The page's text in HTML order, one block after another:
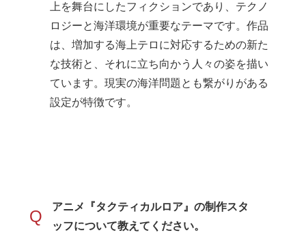
上を舞台にしたフィクションであり、テクノ
ロジーと海洋環境が重要なテーマです。作品
は、増加する海上テロに対応するための新た
な技術と、それに立ち向かう人々の姿を描い
ています。現実の海洋問題とも繋がりがある
設定が特徴です。
Q
アニメ『タクティカルロア』の制作スタ
ッフについて教えてください。